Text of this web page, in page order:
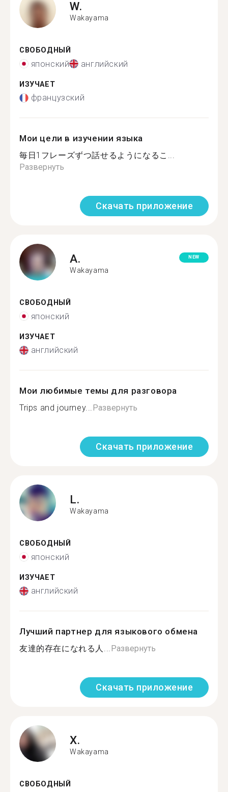
W.
Wakayama
СВОБОДНЫЙ
японский английский
ИЗУЧАЕТ
французский
Мои цели в изучении языка
毎日1フレーズずつ話せるようになるこ...
Развернуть
Скачать приложение
A.
Wakayama
NEW
СВОБОДНЫЙ
японский
ИЗУЧАЕТ
английский
Мои любимые темы для разговора
Trips and journey...Развернуть
Скачать приложение
L.
Wakayama
СВОБОДНЫЙ
японский
ИЗУЧАЕТ
английский
Лучший партнер для языкового обмена
友達的存在になれる人...Развернуть
Скачать приложение
X.
Wakayama
СВОБОДНЫЙ